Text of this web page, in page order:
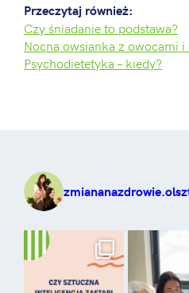
Przeczytaj również:
Czy śniadanie to podstawa?
Nocna owsianka z owocami
Psychodietetyka – kiedy?